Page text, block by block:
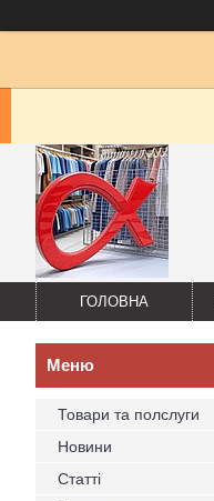
ГОЛОВНА
Товари та полслуги
Новини
Статті